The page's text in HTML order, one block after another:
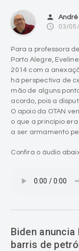
person
access_time 03/
Para a professora
Porto Alegre,
2014 com a
há perspectiva de
mão de alguns
acordo, pois a
O apoio da OTAN
o que a princípio
a ser armamento
Confira o áudio
Biden
barris de